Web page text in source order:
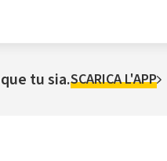
tu sia.SCARICA L'APP